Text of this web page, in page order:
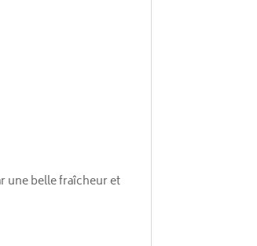
une belle fraîcheur et